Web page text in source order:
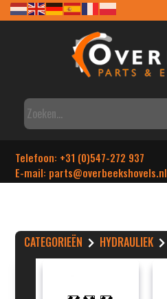
Telefoon: +31 (0)547-272 937
E-mail: parts@overbeekshovels.nl
CATEGORIEËN HYDRAULIEK